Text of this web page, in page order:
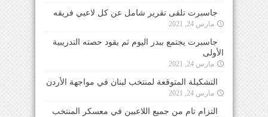
جاسبرت تلقى تقرير شامل عن كل لاعبي فريقه
مارس 24, 2021
جاسبرت يجتمع ببدر اليوم ثم يقود حصته التدريبية
الأولى
مارس 24, 2021
التشكيلة المتوقعة لمنتخب لبنان في مواجهة الأردن
مارس 24, 2021
التزام تام من جميع اللاعبين في معسكر المنتخب